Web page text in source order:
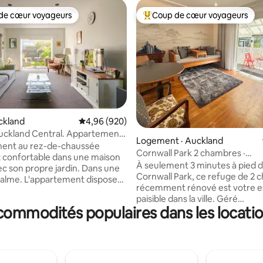
5, 102 commentaires
cœur voyageurs parmi les plus aimés
cœur voyageurs
Note moyenne de 4,96 sur 5, 920
4,96 (920)
Central. Appartement
au rez-de-chaussée
confortable dans une maison
son propre jardin. Dans une
L'appartement dispose
chambre et une grande
avec une grande douche à
Coup de cœur voyageurs
Coup de cœur voyageurs
Logement · Auckland
Cornwall Park 2 chambres ·
Stationnement gratuit · Séjour
À seulement 3 minutes à pied
Cornwall Park, ce refuge de 2
récemment rénové est votre
paisible dans la ville. Géré
professionnellement par
nous offrons un séjour propre,
populaires dans les